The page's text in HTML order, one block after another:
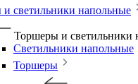
светильники напольные
Торшеры и светильники
Светильники напольные
Торшеры